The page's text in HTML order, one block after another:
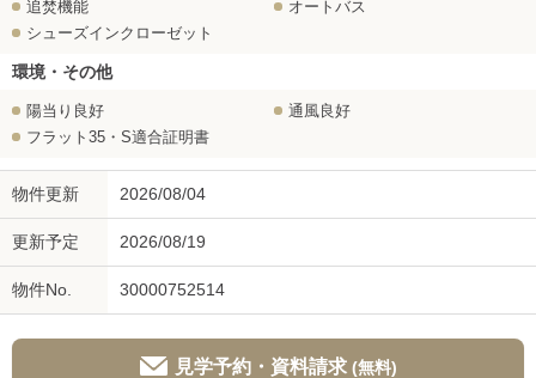
追焚機能
オートバス
シューズインクローゼット
環境・その他
陽当り良好
通風良好
フラット35・S適合証明書
物件更新 2026/08/04
更新予定 2026/08/19
物件No. 30000752514
見学予約・資料請求 (無料)